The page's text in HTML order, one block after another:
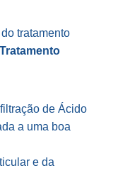
tratamento
Tratamento
de Ácido
a uma boa
e da